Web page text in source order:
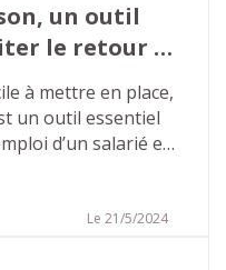
un outil
le retour
à mettre en place,
un outil essentiel
d’un salarié en
Le 21/5/2024